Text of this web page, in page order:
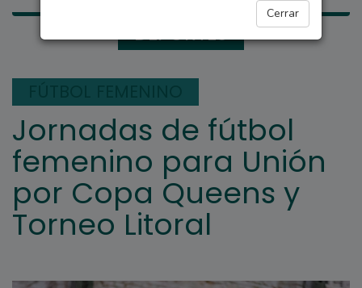
Cerrar
DEPORTES
Jornadas de fútbol
femenino para Unión
por Copa Queens y
Torneo Litoral